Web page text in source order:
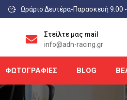
Ωράριο Δευτέρα-Παρασκευή 9:00
Στείλτε μας mail
info@adn-racing.gr
ΦΩΤΟΓΡΑΦΊΕΣ BLOG